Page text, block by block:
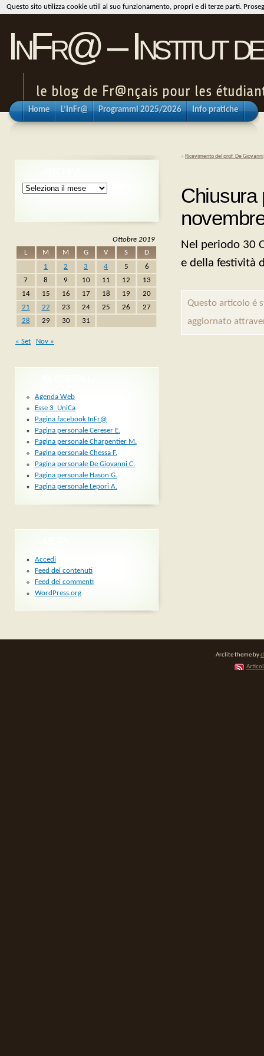
InFr@ – Institut
le blog de Fr@nçais pour les
Home L’InFr@ Programmi 2025/2026 Info pratiche
« Ricevimento del prof. De Giovanni
Chiusura
Nel periodo 30
e della festività
Questo articolo é
aggiornato
Archivi
Ottobre 2019
L
M M G V S
D
1
2 3 4 5
6
7
8 9 10 11 12
13
14
15 16 17 18 19
20
21
22 23 24 25 26
27
28
29 30 31
« Set Nov »
Agenda Web
Esse 3_UniCa
Pagina facebook InFr@
Pagina personale Cereser E.
Pagina personale Charpentier M.
Pagina personale Chessa F.
Pagina personale De Giovanni C.
Pagina personale Hason G.
Pagina personale Lepori A.
Accedi
Feed dei contenuti
Feed dei commenti
WordPress.org
Arclite theme by
Questo sito utilizza cookie utili al suo funzionamento, propri e di terze parti.